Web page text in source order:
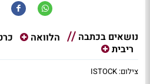
נושאים בכתבה הלוואה
ריבית
צילום: ISTOCK